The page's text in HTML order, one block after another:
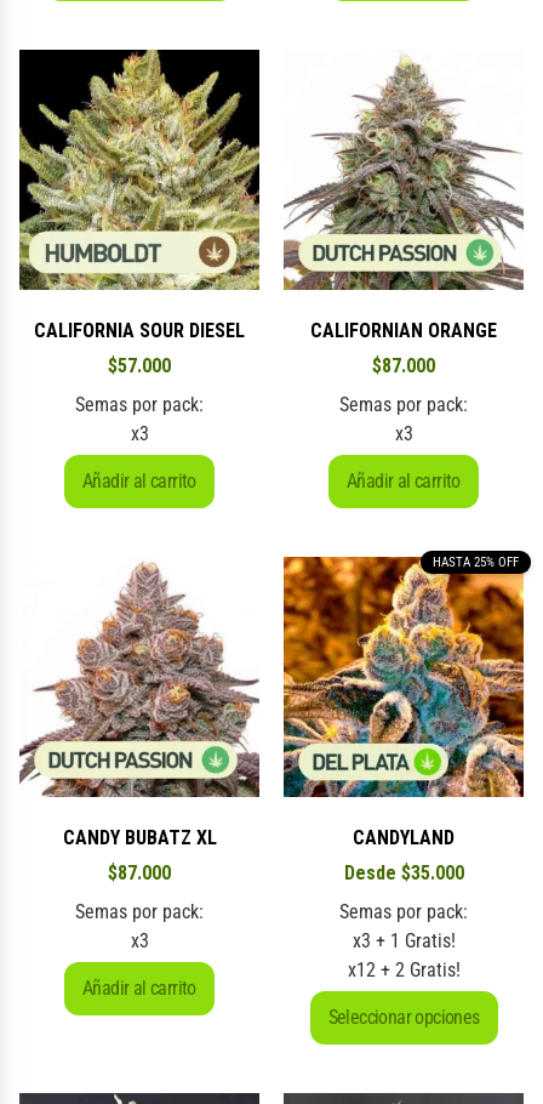
CALIFORNIA SOUR DIESEL
$57.000
Semas por pack:
x3
Añadir al carrito
CALIFORNIAN ORANGE
$87.000
Semas por pack:
x3
Añadir al carrito
CANDY BUBATZ XL
$87.000
Semas por pack:
x3
Añadir al carrito
HASTA 25% OFF
CANDYLAND
Desde $35.000
Semas por pack:
x3 + 1 Gratis!
x12 + 2 Gratis!
Seleccionar opciones